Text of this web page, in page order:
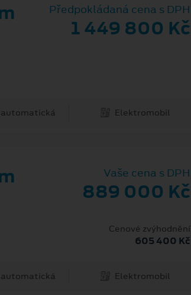
Předpokládaná cena s DPH
1 449 800 Kč
automatická Elektromobil
Vaše cena s DPH
889 000 Kč
Cenové zvýhodnění
605 400 Kč
automatická Elektromobil